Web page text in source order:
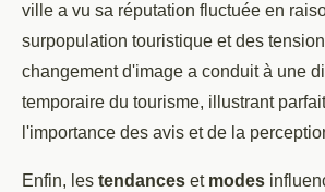
ville a vu sa réputation fluctuée en
surpopulation touristique et des
changement d'image a conduit à une
temporaire du tourisme, illustrant
l'importance des avis et de la
Enfin, les tendances et modes